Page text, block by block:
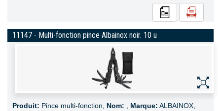
11147 - Multi-fonction pince Albainox noir. 10 u
Produit: Pince multi-fonction, Nom: Marque: ALBAINOX,